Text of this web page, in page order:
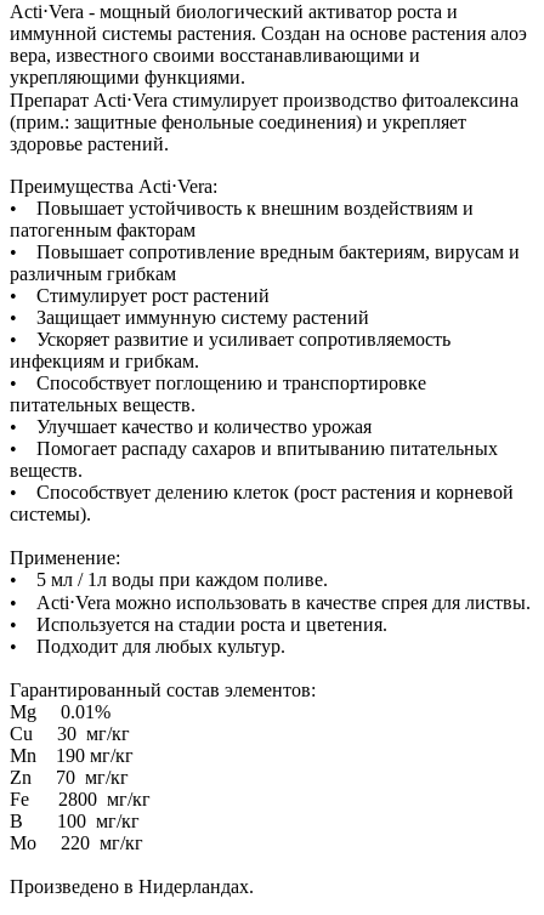
Acti⋅Vera - мощный биологический активатор роста и
иммунной системы растения. Создан на основе растения алоэ
вера, известного своими восстанавливающими и
укрепляющими функциями.
Препарат Acti⋅Vera стимулирует производство фитоалексина
(прим.: защитные фенольные соединения) и укрепляет
здоровье растений.
Преимущества Acti⋅Vera:
• Повышает устойчивость к внешним воздействиям и
патогенным факторам
• Повышает сопротивление вредным бактериям, вирусам и
различным грибкам
• Стимулирует рост растений
• Защищает иммунную систему растений
• Ускоряет развитие и усиливает сопротивляемость
инфекциям и грибкам.
• Способствует поглощению и транспортировке
питательных веществ.
• Улучшает качество и количество урожая
• Помогает распаду сахаров и впитыванию питательных
веществ.
• Способствует делению клеток (рост растения и корневой
системы).
Применение:
• 5 мл / 1л воды при каждом поливе.
• Acti⋅Vera можно использовать в качестве спрея для листвы.
• Используется на стадии роста и цветения.
• Подходит для любых культур.
Гарантированный состав элементов:
Mg 0.01%
Cu 30 мг/кг
Mn 190 мг/кг
Zn 70 мг/кг
Fe 2800 мг/кг
B 100 мг/кг
Mo 220 мг/кг
Произведено в Нидерландах.